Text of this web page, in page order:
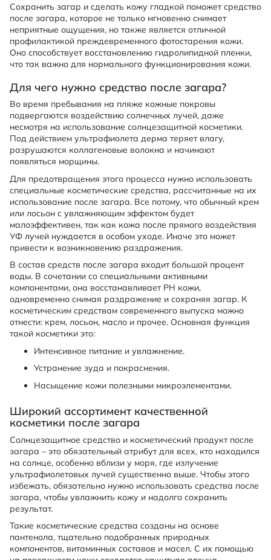
Сохранить загар и сделать кожу гладкой поможет средство
после загара, которое не только мгновенно снимает
неприятные ощущения, но также является отличной
профилактикой преждевременного фотостарения кожи.
Оно способствует восстановлению гидролипидной пленки,
что так важно для нормального функционирования кожи.
Для чего нужно средство после загара?
Во время пребывания на пляже кожные покровы
подвергаются воздействию солнечных лучей, даже
несмотря на использование солнцезащитной косметики.
Под действием ультрафиолета дерма теряет влагу,
разрушаются коллагеновые волокна и начинают
появляться морщины.
Для предотвращения этого процесса нужно использовать
специальные косметические средства, рассчитанные на их
использование после загара. Все потому, что обычный крем
или лосьон с увлажняющим эффектом будет
малоэффективен, так как кожа после прямого воздействия
УФ лучей нуждается в особом уходе. Иначе это может
привести к возникновению раздражения.
В состав средств после загара входит большой процент
воды. В сочетании со специальными активными
компонентами, она восстанавливает PH кожи,
одновременно снимая раздражение и сохраняя загар. К
косметическим средствам современного выпуска можно
отнести: крем, лосьон, масло и прочее. Основная функция
такой косметики это:
Интенсивное питание и увлажнение.
Устранение зуда и покраснения.
Насыщение кожи полезными микроэлементами.
Широкий ассортимент качественной
косметики после загара
Солнцезащитное средство и косметический продукт после
загара – это обязательный атрибут для всех, кто находился
на солнце, особенно вблизи у моря, где излучение
ультрафиолетовых лучей существенно выше. Чтобы этого
избежать, обязательно нужно использовать средства после
загара, чтобы увлажнить кожу и надолго сохранить
результат.
Такие косметические средства созданы на основе
пантенола, тщательно подобранных природных
компонентов, витаминных составов и масел. С их помощью